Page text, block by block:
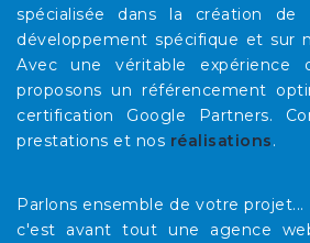
spécialisée dans la création
développement spécifique et sur
Avec une véritable expérience
proposons un référencement
certification Google Partners.
prestations et nos réalisations.
Parlons ensemble de votre projet...
c'est avant tout une agence